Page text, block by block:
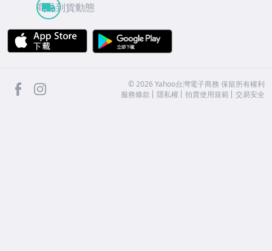
商品到貨動態
APP Store
facebook ©2026 Yahoo台灣電子商務 保留所有權利
服務條款
隱私權 拍賣使用規範 交易安全